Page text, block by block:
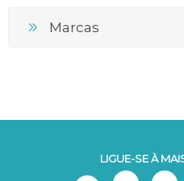
Marcas
LIGUE-SE À